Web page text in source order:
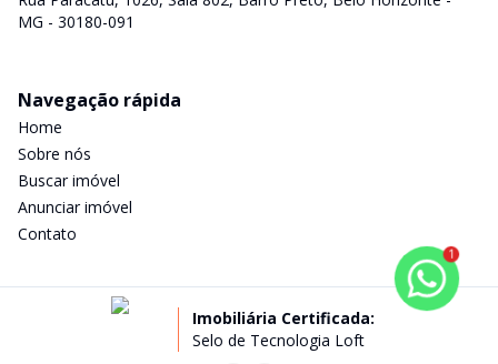
MG - 30180-091
Navegação rápida
Home
Sobre nós
Buscar imóvel
Anunciar imóvel
Contato
Imobiliária Certificada:
Selo de Tecnologia Loft
1